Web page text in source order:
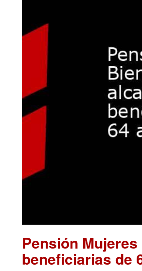
Pensión
beneficiarias de